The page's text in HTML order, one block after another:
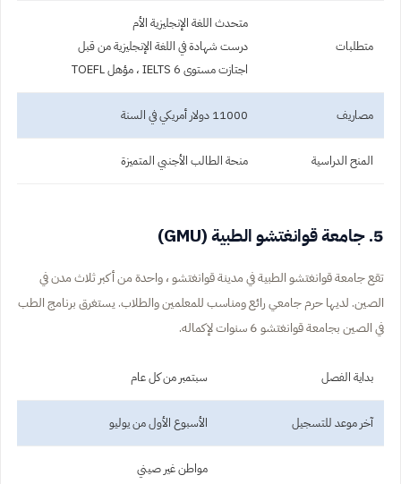
متطلبات
متحدث اللغة الإنجليزية الأم
درست شهادة في اللغة الإنجليزية من قبل
اجتازت مستوى IELTS 6 ، مؤهل TOEFL
مصاريف 11000 دولار أمريكي في السنة
المنح الدراسية منحة الطالب الأجنبي المتميزة
5. جامعة قوانغتشو الطبية (GMU)
تقع جامعة قوانغتشو الطبية في مدينة قوانغتشو ، واحدة من أكبر ثلاث مدن في
الصين. لديها حرم جامعي رائع ومناسب للمعلمين والطلاب. يستغرق برنامج الطب
في الصين بجامعة قوانغتشو 6 سنوات لإكماله.
بداية الفصل سبتمبر من كل عام
آخر موعد للتسجيل الأسبوع الأول من يوليو
مواطن غير صيني